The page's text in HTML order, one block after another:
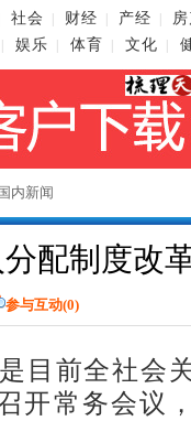
社会 财经 产经
娱乐 体育 文化
国内新闻
配制度改
参与互动(0)
目前全社会
开常务会议